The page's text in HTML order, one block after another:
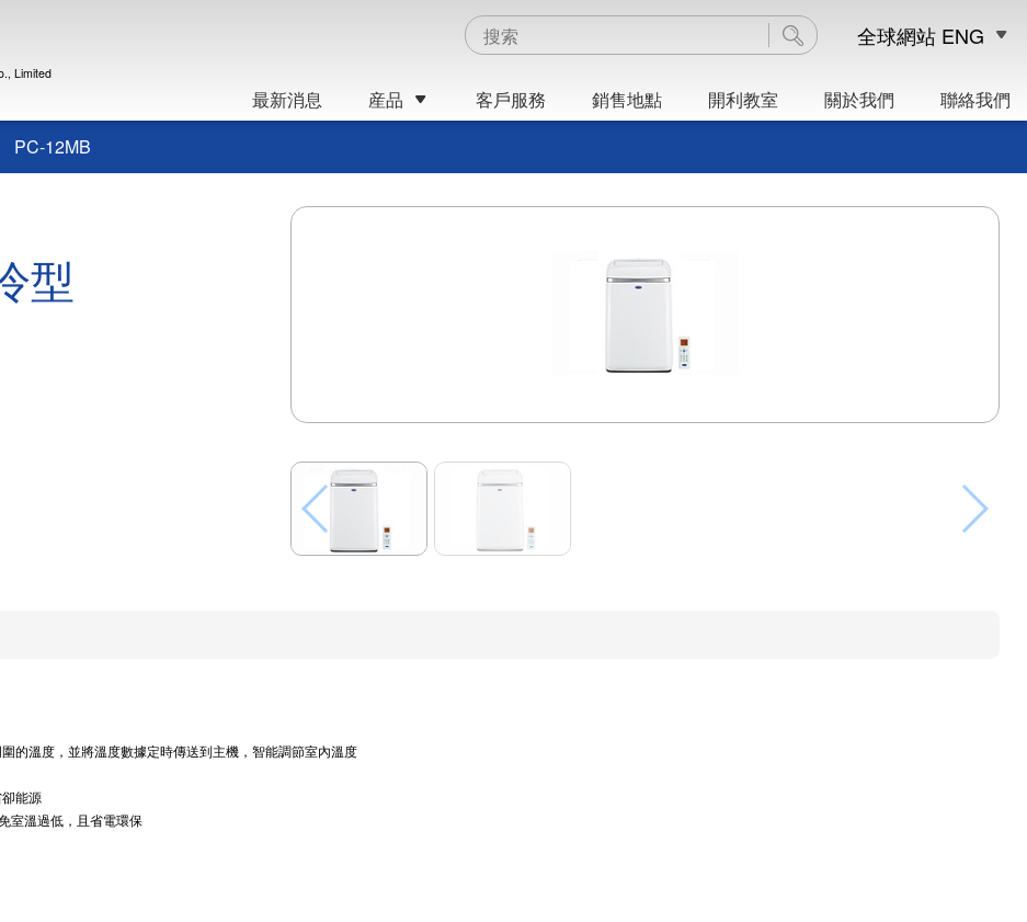
Limited
最新消息 産品 客戶服務 銷售地點 開利教室 關於我們 聯絡我們
全球網站 ENG
PC-12MB
型
的溫度，並將溫度數據定時傳送到主機，智能調節室內溫度
能源
室溫過低，且省電環保